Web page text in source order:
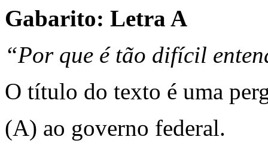
Gabarito: Letra A
“Por que é tão difícil
O título do texto é uma
(A) ao governo federal.